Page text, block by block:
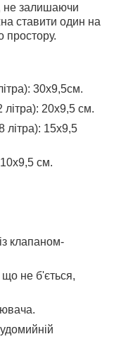
не залишаючи
ставити один на
простору.
30х9,5см.
20х9,5 см.
літра): 15х9,5
см.
клапаном-
що не б'ється,